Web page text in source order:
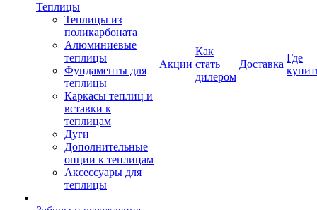
Теплицы
Теплицы из
поликарбоната
Алюминиевые
теплицы
Фундаменты для
теплицы
Каркасы теплиц и
вставки к
теплицам
Дуги
Дополнительные
опции к теплицам
Аксессуары для
теплицы
Акции
Как
стать
дилером
Доставка
Где